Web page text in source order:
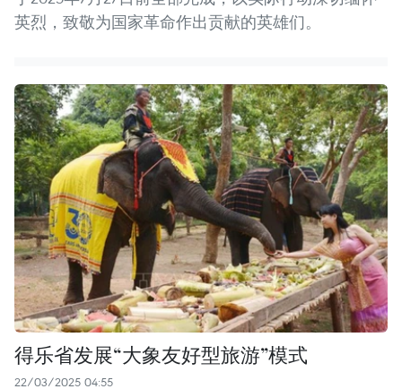
英烈，致敬为国家革命作出贡献的英雄们。
得乐省发展“大象友好型旅游”模式
22/03/2025 04:55